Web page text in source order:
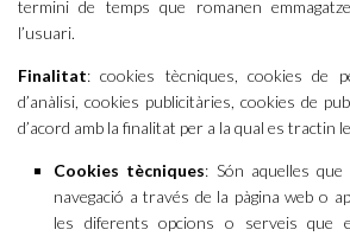
termini de temps que romanen
l’usuari.
Finalitat: cookies tècniques, cookies de
d’anàlisi, cookies publicitàries, cookies de
d’acord amb la finalitat per a la qual es tractin
Cookies tècniques: Són aquelles
navegació a través de la pàgina web o
les diferents opcions o serveis que